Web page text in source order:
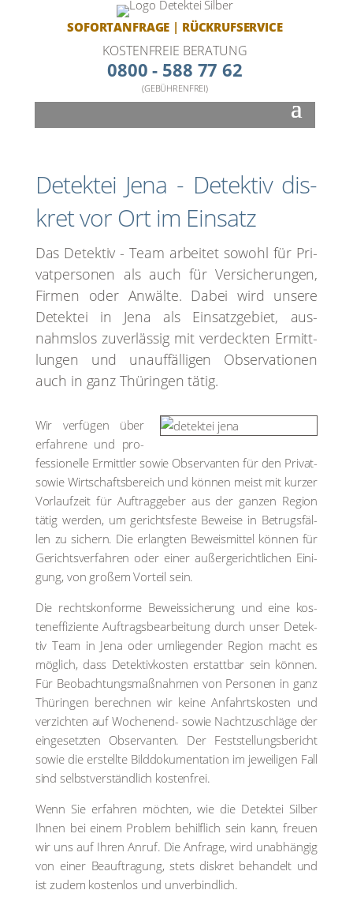
SOFORTANFRAGE | RÜCKRUFSERVICE
KOSTENFREIE BERATUNG
0800 - 588 77 62
(GEBÜHRENFREI)
Detek­tei Jena - Detek­tiv dis­
kret vor Ort im Ein­satz
Das Detek­tiv - Team arbei­tet sowohl für Pri­
vat­per­so­nen als auch für Ver­si­che­run­gen,
Fir­men oder Anwäl­te. Dabei wird unse­re
Detek­tei in Jena als Ein­satz­ge­biet, aus­
nahms­los zuver­läs­sig mit ver­deck­ten Ermitt­
lun­gen und unauf­fäl­li­gen Obser­va­tio­nen
auch in ganz Thü­rin­gen tätig.
Wir ver­fü­gen über
erfah­re­ne und pro­
fes­sio­nel­le Ermitt­ler sowie Obser­van­ten für den Pri­vat-
sowie Wirt­schafts­be­reich und kön­nen meist mit kur­zer
Vor­lauf­zeit für Auf­trag­ge­ber aus der gan­zen Regi­on
tätig wer­den, um gerichts­fes­te Bewei­se in Betrugs­fäl­
len zu sichern. Die erlang­ten Beweis­mit­tel kön­nen für
Gerichts­ver­fah­ren oder einer außer­ge­richt­li­chen Eini­
gung, von gro­ßem Vor­teil sein.
Die rechts­kon­for­me Beweis­si­che­rung und eine kos­
ten­ef­fi­zi­en­te Auf­trags­be­ar­bei­tung durch unser Detek­
tiv Team in Jena oder umlie­gen­der Regi­on macht es
mög­lich, dass Detektiv­kosten erstatt­bar sein kön­nen.
Für Beob­ach­tungs­maß­nah­men von Per­so­nen in ganz
Thü­rin­gen berech­nen wir kei­ne Anfahrts­kos­ten und
ver­zich­ten auf Wochen­end- sowie Nacht­zu­schlä­ge der
ein­ge­setz­ten Obser­van­ten. Der Fest­stel­lungs­be­richt
sowie die erstell­te Bild­do­ku­men­ta­ti­on im jewei­li­gen Fall
sind selbst­ver­ständ­lich kos­ten­frei.
Wenn Sie erfah­ren möch­ten, wie die Detek­tei Sil­ber
Ihnen bei einem Pro­blem behilf­lich sein kann, freu­en
wir uns auf Ihren Anruf. Die Anfra­ge, wird unab­hän­gig
von einer Beauf­tra­gung, stets dis­kret behan­delt und
ist zudem kos­ten­los und unver­bind­lich.